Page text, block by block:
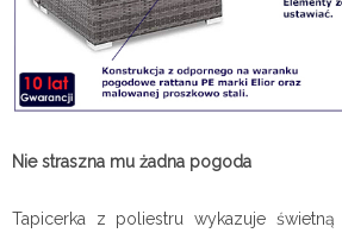
Nie straszna mu żadna pogoda
Tapicerka z poliestru wykazuje